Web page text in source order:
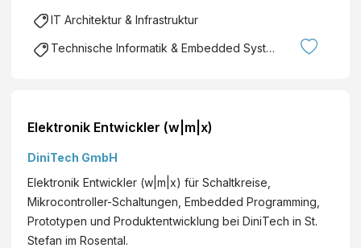
IT Architektur & Infrastruktur
Technische Informatik & Embedded Systems
Elektronik Entwickler (w|m|x)
DiniTech GmbH
Elektronik Entwickler (w|m|x) für Schaltkreise,
Mikrocontroller-Schaltungen, Embedded Programming,
Prototypen und Produktentwicklung bei DiniTech in St.
Stefan im Rosental.